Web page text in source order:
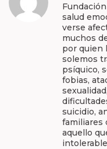
salud
verse
muchos
por quien
solemos
psíquico,
fobias,
suicidio,
familiares
aquello